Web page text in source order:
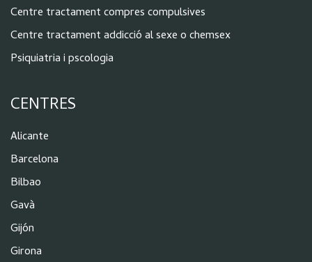
Centre tractament compres compulsives
Centre tractament addicció al sexe o chemsex
Psiquiatria i pscologia
CENTRES
Alicante
Barcelona
Bilbao
Gavà
Gijón
Girona